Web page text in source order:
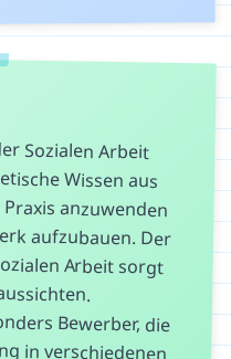
Sozialen Arbeit
Wissen aus
anzuwenden
aufzubauen. Der
Arbeit sorgt
Bewerber, die
in verschiedenen